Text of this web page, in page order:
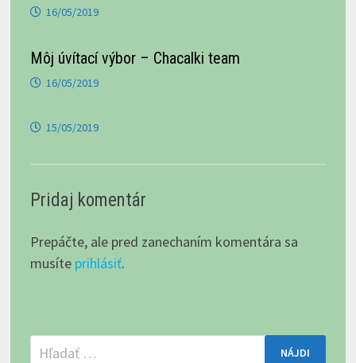
16/05/2019
Môj úvítací výbor – Chacalki team
16/05/2019
15/05/2019
Pridaj komentár
Prepáčte, ale pred zanechaním komentára sa
musíte prihlásiť.
Hľadať: